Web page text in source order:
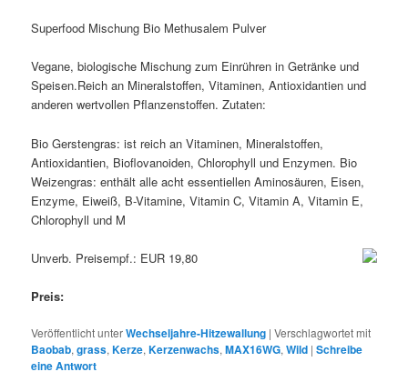
Superfood Mischung Bio Methusalem Pulver
Vegane, biologische Mischung zum Einrühren in Getränke und
Speisen.Reich an Mineralstoffen, Vitaminen, Antioxidantien und
anderen wertvollen Pflanzenstoffen. Zutaten:
Bio Gerstengras: ist reich an Vitaminen, Mineralstoffen,
Antioxidantien, Bioflovanoiden, Chlorophyll und Enzymen. Bio
Weizengras: enthält alle acht essentiellen Aminosäuren, Eisen,
Enzyme, Eiweiß, B-Vitamine, Vitamin C, Vitamin A, Vitamin E,
Chlorophyll und M
Unverb. Preisempf.: EUR 19,80
Preis:
Veröffentlicht unterWechseljahre-Hitzewallung |Verschlagwortet mit
Baobab,grass,Kerze,Kerzenwachs,MAX16WG,Wild |Schreibe
eine Antwort